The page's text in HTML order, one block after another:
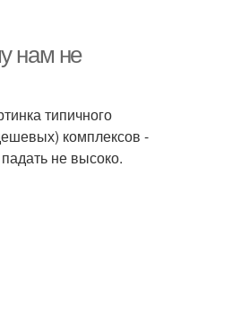
нам не
типичного
комплексов -
не высоко.